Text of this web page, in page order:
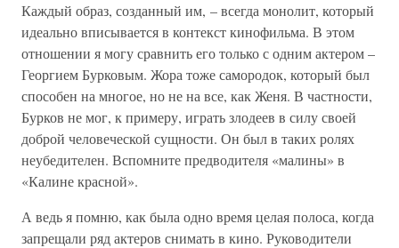
Каждый образ, созданный им, – всегда монолит, который
идеально вписывается в контекст кинофильма. В этом
отношении я могу сравнить его только с одним актером –
Георгием Бурковым. Жора тоже самородок, который был
способен на многое, но не на все, как Женя. В частности,
Бурков не мог, к примеру, играть злодеев в силу своей
доброй человеческой сущности. Он был в таких ролях
неубедителен. Вспомните предводителя «малины» в
«Калине красной».
А ведь я помню, как была одно время целая полоса, когда
запрещали ряд актеров снимать в кино. Руководители